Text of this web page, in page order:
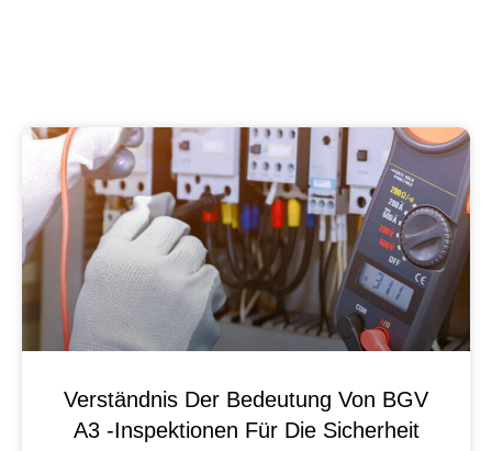
Verständnis Der Bedeutung Von BGV
A3 -Inspektionen Für Die Sicherheit